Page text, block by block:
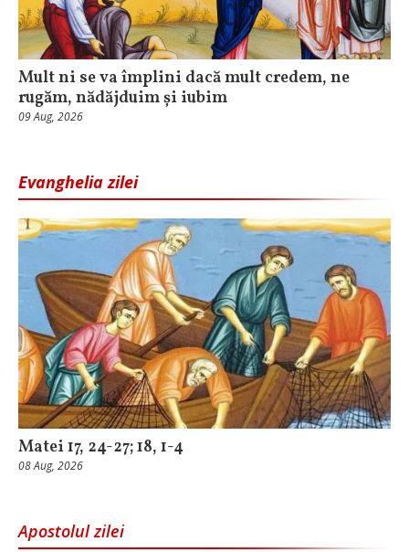
Mult ni se va împlini dacă mult credem, ne
rugăm, nădăjduim și iubim
09 Aug, 2026
Evanghelia zilei
Matei 17, 24-27; 18, 1-4
08 Aug, 2026
Apostolul zilei